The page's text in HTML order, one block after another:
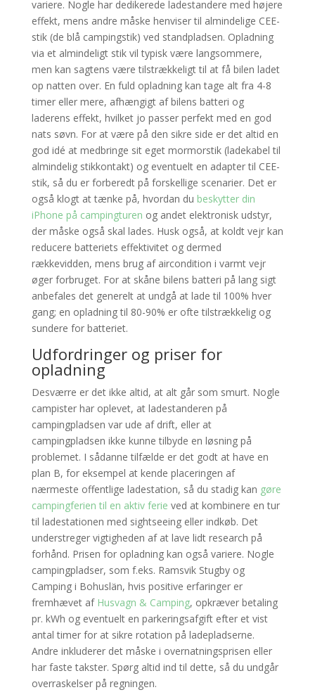
variere. Nogle har dedikerede ladestandere med højere
effekt, mens andre måske henviser til almindelige CEE-
stik (de blå campingstik) ved standpladsen. Opladning
via et almindeligt stik vil typisk være langsommere,
men kan sagtens være tilstrækkeligt til at få bilen ladet
op natten over. En fuld opladning kan tage alt fra 4-8
timer eller mere, afhængigt af bilens batteri og
laderens effekt, hvilket jo passer perfekt med en god
nats søvn. For at være på den sikre side er det altid en
god idé at medbringe sit eget mormorstik (ladekabel til
almindelig stikkontakt) og eventuelt en adapter til CEE-
stik, så du er forberedt på forskellige scenarier. Det er
også klogt at tænke på, hvordan du beskytter din
iPhone på campingturen og andet elektronisk udstyr,
der måske også skal lades. Husk også, at koldt vejr kan
reducere batteriets effektivitet og dermed
rækkevidden, mens brug af aircondition i varmt vejr
øger forbruget. For at skåne bilens batteri på lang sigt
anbefales det generelt at undgå at lade til 100% hver
gang; en opladning til 80-90% er ofte tilstrækkelig og
sundere for batteriet.
Udfordringer og priser for
opladning
Desværre er det ikke altid, at alt går som smurt. Nogle
campister har oplevet, at ladestanderen på
campingpladsen var ude af drift, eller at
campingpladsen ikke kunne tilbyde en løsning på
problemet. I sådanne tilfælde er det godt at have en
plan B, for eksempel at kende placeringen af
nærmeste offentlige ladestation, så du stadig kan gøre
campingferien til en aktiv ferie ved at kombinere en tur
til ladestationen med sightseeing eller indkøb. Det
understreger vigtigheden af at lave lidt research på
forhånd. Prisen for opladning kan også variere. Nogle
campingpladser, som f.eks. Ramsvik Stugby og
Camping i Bohuslän, hvis positive erfaringer er
fremhævet af Husvagn & Camping, opkræver betaling
pr. kWh og eventuelt en parkeringsafgift efter et vist
antal timer for at sikre rotation på ladepladserne.
Andre inkluderer det måske i overnatningsprisen eller
har faste takster. Spørg altid ind til dette, så du undgår
overraskelser på regningen.